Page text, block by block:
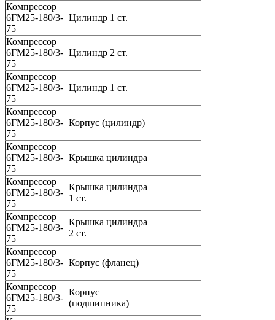
Компрессор
6ГМ25-180/3-
75
Цилиндр 1 ст.
Компрессор
6ГМ25-180/3-
75
Цилиндр 2 ст.
Компрессор
6ГМ25-180/3-
75
Цилиндр 1 ст.
Компрессор
6ГМ25-180/3-
75
Корпус (цилиндр)
Компрессор
6ГМ25-180/3-
75
Крышка цилиндра
Компрессор
6ГМ25-180/3-
75
Крышка цилиндра
1 ст.
Компрессор
6ГМ25-180/3-
75
Крышка цилиндра
2 ст.
Компрессор
6ГМ25-180/3-
75
Корпус (фланец)
Компрессор
6ГМ25-180/3-
75
Корпус
(подшипника)